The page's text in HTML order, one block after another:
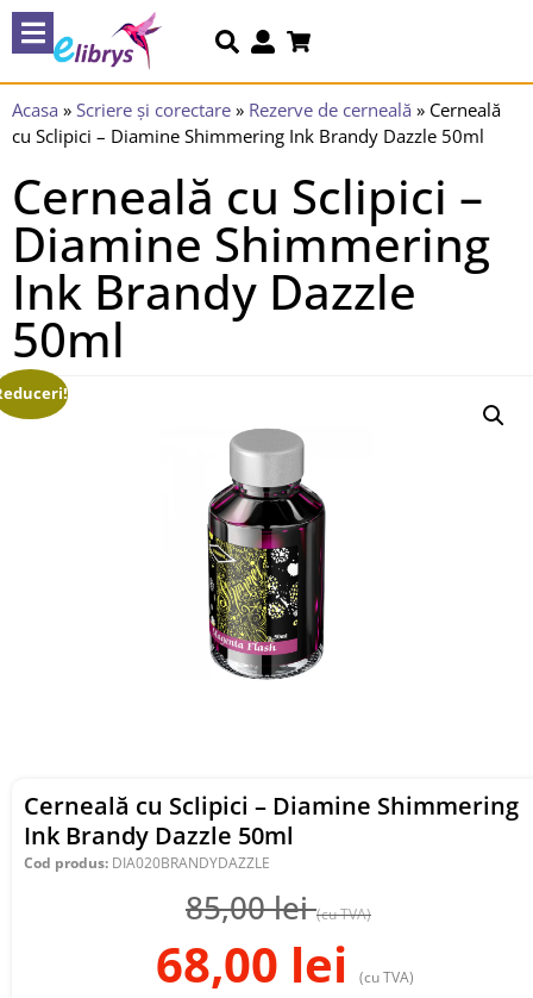
Acasa » Scriere și corectare » Rezerve de cerneală » Cerneală
cu Sclipici – Diamine Shimmering Ink Brandy Dazzle 50ml
Cerneală cu Sclipici –
Diamine Shimmering
Ink Brandy Dazzle
50ml
Cerneală cu Sclipici – Diamine Shimmering
Ink Brandy Dazzle 50ml
Cod produs: DIA020BRANDYDAZZLE
85,00lei (cu TVA)
68,00 lei (cu TVA)